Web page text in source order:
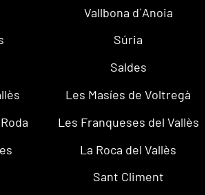
Vallbona d´Anoia
Súria
Saldes
Les Masíes de Voltregà
Les Franqueses del Vallès
La Roca del Vallès
Sant Climent